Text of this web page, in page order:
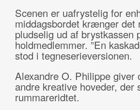
Scenen er uafrystelig for
middagsbordet krænger det
pludselig ud af brystkassen
holdmedlemmer. ”En
stod i tegneserieversionen.
Alexandre O. Philippe giver
andre kreative hoveder, der
rummareridtet.